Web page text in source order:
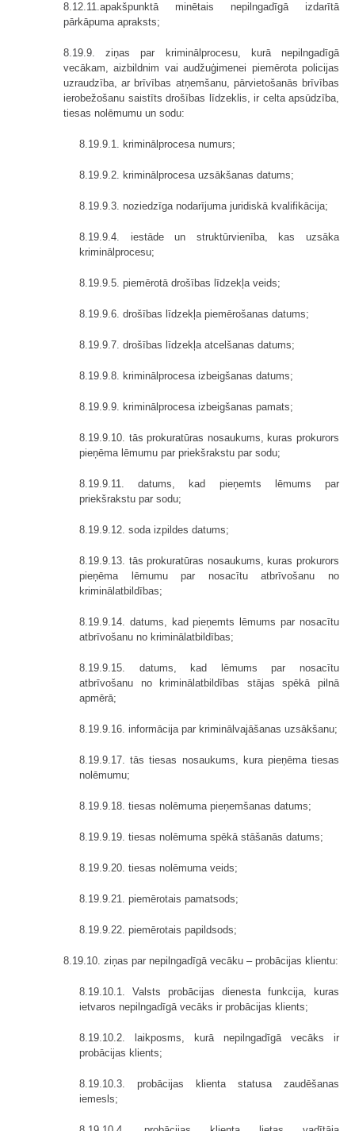
8.12.11.apakšpunktā minētais nepilngadīgā izdarītā
pārkāpuma apraksts;
8.19.9. ziņas par kriminālprocesu, kurā nepilngadīgā
vecākam, aizbildnim vai audžuģimenei piemērota policijas
uzraudzība, ar brīvības atņemšanu, pārvietošanās brīvības
ierobežošanu saistīts drošības līdzeklis, ir celta apsūdzība,
tiesas nolēmumu un sodu:
8.19.9.1. kriminālprocesa numurs;
8.19.9.2. kriminālprocesa uzsākšanas datums;
8.19.9.3. noziedzīga nodarījuma juridiskā kvalifikācija;
8.19.9.4. iestāde un struktūrvienība, kas uzsāka
kriminālprocesu;
8.19.9.5. piemērotā drošības līdzekļa veids;
8.19.9.6. drošības līdzekļa piemērošanas datums;
8.19.9.7. drošības līdzekļa atcelšanas datums;
8.19.9.8. kriminālprocesa izbeigšanas datums;
8.19.9.9. kriminālprocesa izbeigšanas pamats;
8.19.9.10. tās prokuratūras nosaukums, kuras prokurors
pieņēma lēmumu par priekšrakstu par sodu;
8.19.9.11. datums, kad pieņemts lēmums par
priekšrakstu par sodu;
8.19.9.12. soda izpildes datums;
8.19.9.13. tās prokuratūras nosaukums, kuras prokurors
pieņēma lēmumu par nosacītu atbrīvošanu no
kriminālatbildības;
8.19.9.14. datums, kad pieņemts lēmums par nosacītu
atbrīvošanu no kriminālatbildības;
8.19.9.15. datums, kad lēmums par nosacītu
atbrīvošanu no kriminālatbildības stājas spēkā pilnā
apmērā;
8.19.9.16. informācija par kriminālvajāšanas uzsākšanu;
8.19.9.17. tās tiesas nosaukums, kura pieņēma tiesas
nolēmumu;
8.19.9.18. tiesas nolēmuma pieņemšanas datums;
8.19.9.19. tiesas nolēmuma spēkā stāšanās datums;
8.19.9.20. tiesas nolēmuma veids;
8.19.9.21. piemērotais pamatsods;
8.19.9.22. piemērotais papildsods;
8.19.10. ziņas par nepilngadīgā vecāku – probācijas klientu:
8.19.10.1. Valsts probācijas dienesta funkcija, kuras
ietvaros nepilngadīgā vecāks ir probācijas klients;
8.19.10.2. laikposms, kurā nepilngadīgā vecāks ir
probācijas klients;
8.19.10.3. probācijas klienta statusa zaudēšanas
iemesls;